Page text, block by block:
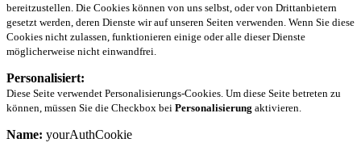
bereitzustellen. Die Cookies können von uns selbst, oder von Drittanbietern
gesetzt werden, deren Dienste wir auf unseren Seiten verwenden. Wenn Sie diese
Cookies nicht zulassen, funktionieren einige oder alle dieser Dienste
möglicherweise nicht einwandfrei.
Personalisiert:
Diese Seite verwendet Personalisierungs-Cookies. Um diese Seite betreten zu
können, müssen Sie die Checkbox bei Personalisierung aktivieren.
Name: yourAuthCookie